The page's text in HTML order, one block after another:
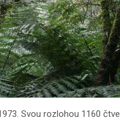
Svou rozlohou 1160